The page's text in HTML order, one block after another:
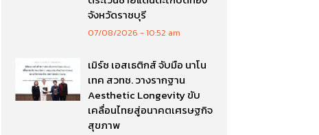
จังหวัดราชบุรี
07/08/2026 10:52 am
เมิร์ซ เอสเธติกส์ จับมือ นาโน
เทค สวทช. วางรากฐาน
Aesthetic Longevity ขับ
เคลื่อนไทยสู่อนาคตเศรษฐกิจ
สุขภาพ